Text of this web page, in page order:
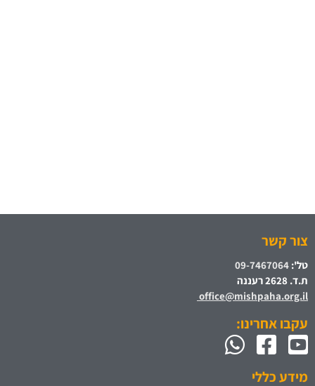
צור קשר
טל': 09-7467064
ת.ד. 2628 רעננה
office@mishpaha.org.il
עקבו אחרינו:
מידע כללי